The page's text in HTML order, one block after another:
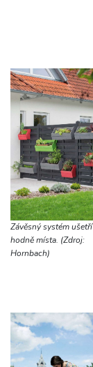
Závěsný systém ušetří
hodně místa. (Zdroj:
Hornbach)